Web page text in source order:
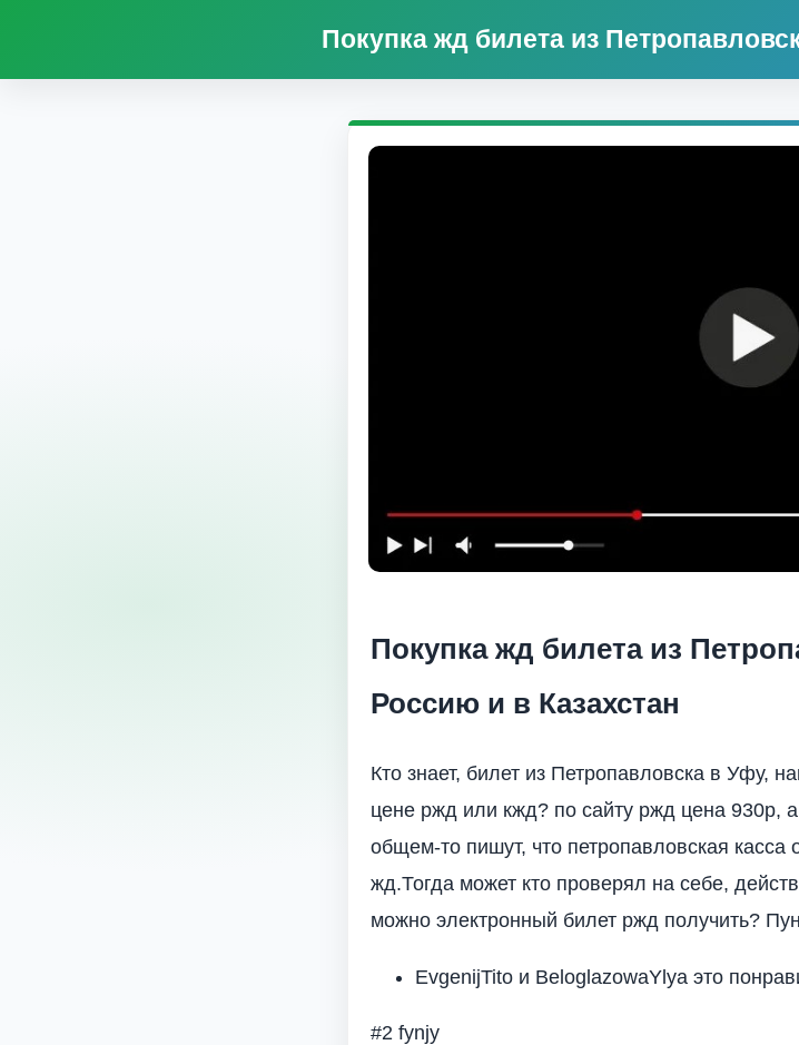
Покупка жд билета из
Покупка жд билета из
Россию и в Казахстан
Кто знает, билет из Петропавловска в Уфу,
цене ржд или кжд? по сайту ржд цена 930р,
общем-то пишут, что петропавловская касса
жд.Тогда может кто проверял на себе,
можно электронный билет ржд получить?
EvgenijTito и BeloglazowaYlya это
#2 fynjy